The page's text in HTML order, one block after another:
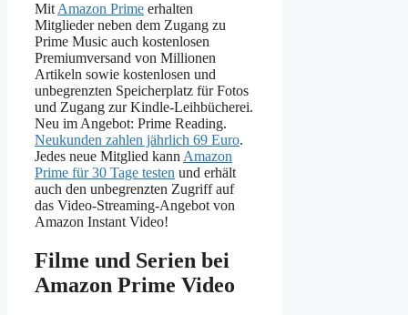
MitAmazon Prime erhalten
Mitglieder neben dem Zugang zu
Prime Music auch kostenlosen
Premiumversand von Millionen
Artikeln sowie kostenlosen und
unbegrenzten Speicherplatz für Fotos
und Zugang zur Kindle-Leihbücherei.
Neu im Angebot: Prime Reading.
Neukunden zahlen jährlich 69 Euro.
Jedes neue Mitglied kannAmazon
Prime für 30 Tage testen und erhält
auch den unbegrenzten Zugriff auf
das Video-Streaming-Angebot von
Amazon Instant Video!
Filme und Serien bei
Amazon Prime Video